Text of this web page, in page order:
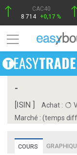
CAC40
8 714 +0,17 %
-
[ISIN ] Achat :
Marché : (temps
COURS